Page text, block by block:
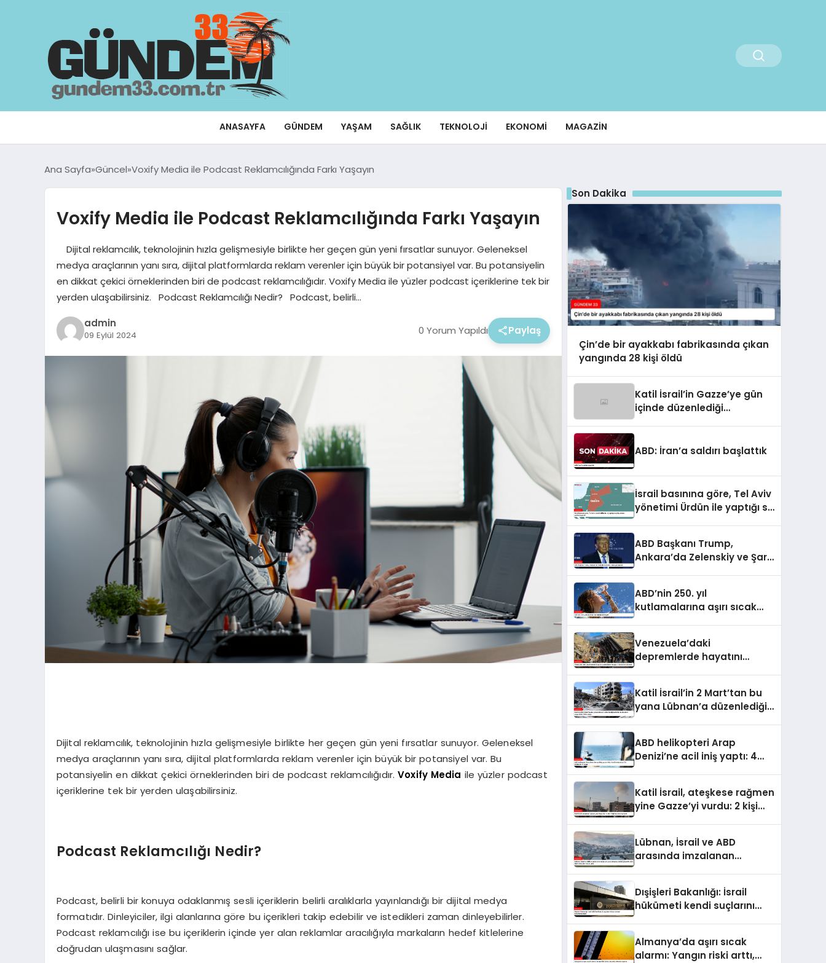
ANASAYFA GÜNDEM YAŞAM SAĞLIK TEKNOLOJI EKONOMI MAGAZIN
Ana Sayfa Güncel Voxify Media ile Podcast Reklamcılığında Farkı Yaşayın
Voxify Media ile Podcast Reklamcılığında Farkı Yaşayın
Dijital reklamcılık, teknolojinin hızla gelişmesiyle birlikte her geçen gün yeni fırsatlar sunuyor. Geleneksel
medya araçlarının yanı sıra, dijital platformlarda reklam verenler için büyük bir potansiyel var. Bu potansiyelin
en dikkat çekici örneklerinden biri de podcast reklamcılığıdır. Voxify Media ile yüzler podcast içeriklerine tek bir
yerden ulaşabilirsiniz. Podcast Reklamcılığı Nedir? Podcast, belirli…
admin
09 Eylül 2024 0 Yorum Yapıldı Paylaş
Dijital reklamcılık, teknolojinin hızla gelişmesiyle birlikte her geçen gün yeni fırsatlar sunuyor. Geleneksel
medya araçlarının yanı sıra, dijital platformlarda reklam verenler için büyük bir potansiyel var. Bu
potansiyelin en dikkat çekici örneklerinden biri de podcast reklamcılığıdır.Voxify Media ile yüzler podcast
içeriklerine tek bir yerden ulaşabilirsiniz.
Podcast Reklamcılığı Nedir?
Podcast, belirli bir konuya odaklanmış sesli içeriklerin belirli aralıklarla yayınlandığı bir dijital medya
formatıdır. Dinleyiciler, ilgi alanlarına göre bu içerikleri takip edebilir ve istedikleri zaman dinleyebilirler.
Podcast reklamcılığı ise bu içeriklerin içinde yer alan reklamlar aracılığıyla markaların hedef kitlelerine
doğrudan ulaşmasını sağlar.
Son Dakika
Çin’de bir ayakkabı fabrikasında çıkan
yangında 28 kişi öldü
Katil İsrail’in Gazze’ye gün
içinde düzenlediği
yükseldi
ABD: İran’a saldırı başlattık
İsrail basınına göre, Tel Aviv
yönetimi Ürdün ile yaptığı su
ABD Başkanı Trump,
Ankara’da Zelenskiy ve Şara
ABD’nin 250. yıl
kutlamalarına aşırı sıcak
Venezuela’daki
depremlerde hayatını
Katil İsrail’in 2 Mart’tan bu
yana Lübnan’a düzenlediği
ABD helikopteri Arap
Denizi’ne acil iniş yaptı: 4
Katil İsrail, ateşkese rağmen
yine Gazze’yi vurdu: 2 kişi
Lübnan, İsrail ve ABD
arasında imzalanan
detaylar ortaya çıktı
Dışişleri Bakanlığı: İsrail
hükümeti kendi suçlarını
Almanya’da aşırı sıcak
alarmı: Yangın riski arttı,